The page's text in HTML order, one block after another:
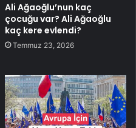
Ali Ağaoğlu’nun kaç
çocuğu var? Ali Ağaoğlu
kaç kere evlendi?
Temmuz 23, 2026